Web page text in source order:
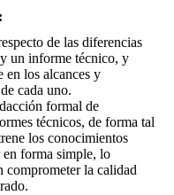
de las diferencias
un informe técnico, y
en los alcances y
cada uno.
formal de
técnicos, de forma tal
los conocimientos
en forma simple, lo
comprometer la calidad